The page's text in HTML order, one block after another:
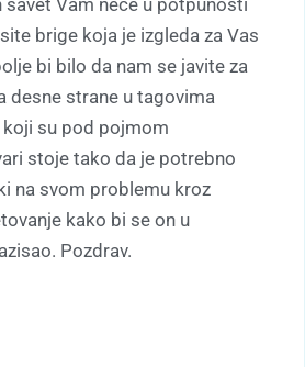
savet Vam nece u potpunosti
brige koja je izgleda za Vas
bi bilo da nam se javite za
desne strane u tagovima
su pod pojmom
stoje tako da je potrebno
na svom problemu kroz
kako bi se on u
Pozdrav.